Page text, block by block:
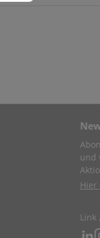
und
Hier
Link